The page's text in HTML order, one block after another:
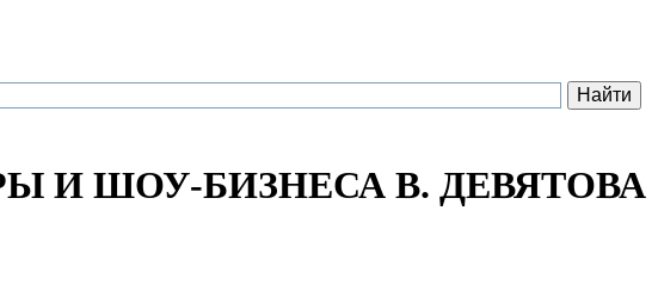
И ШОУ-БИЗНЕСА В. ДЕВЯТОВА